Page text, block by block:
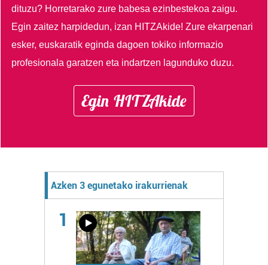
dituzu? Horretarako zure babesa ezinbestekoa zaigu.
Egin zaitez harpidedun, izan HITZAkide!Zure ekarpenari
esker, euskaratik eginda dagoen tokiko informazio
profesionala garatzen eta indartzen lagunduko duzu.
Egin HITZAkide
Azken 3 egunetako irakurrienak
1